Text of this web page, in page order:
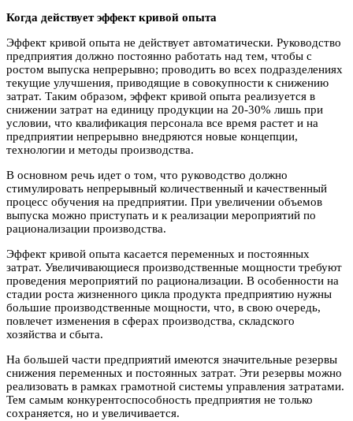
Когда действует эффект кривой опыта
Эффект кривой опыта не действует автоматически. Руководство
предприятия должно постоянно работать над тем, чтобы с
ростом выпуска непрерывно; проводить во всех подразделениях
текущие улучшения, приводящие в совокупности к снижению
затрат. Таким образом, эффект кривой опыта реализуется в
снижении затрат на единицу продукции на 20-30% лишь при
условии, что квалификация персонала все время растет и на
предприятии непрерывно внедряются новые концепции,
технологии и методы производства.
В основном речь идет о том, что руководство должно
стимулировать непрерывный количественный и качественный
процесс обучения на предприятии. При увеличении объемов
выпуска можно приступать и к реализации мероприятий по
рационализации производства.
Эффект кривой опыта касается переменных и постоянных
затрат. Увеличивающиеся производственные мощности требуют
проведения мероприятий по рационализации. В особенности на
стадии роста жизненного цикла продукта предприятию нужны
большие производственные мощности, что, в свою очередь,
повлечет изменения в сферах производства, складского
хозяйства и сбыта.
На большей части предприятий имеются значительные резервы
снижения переменных и постоянных затрат. Эти резервы можно
реализовать в рамках грамотной системы управления затратами.
Тем самым конкурентоспособность предприятия не только
сохраняется, но и увеличивается.